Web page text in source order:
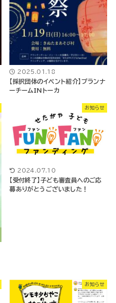
2025.01.18
【採択団体のイベント紹介】プランナ
ーチームINトーカ
お知らせ
2024.07.10
【受付終了】子ども審査員へのご応
募ありがとうございました！
お知らせ